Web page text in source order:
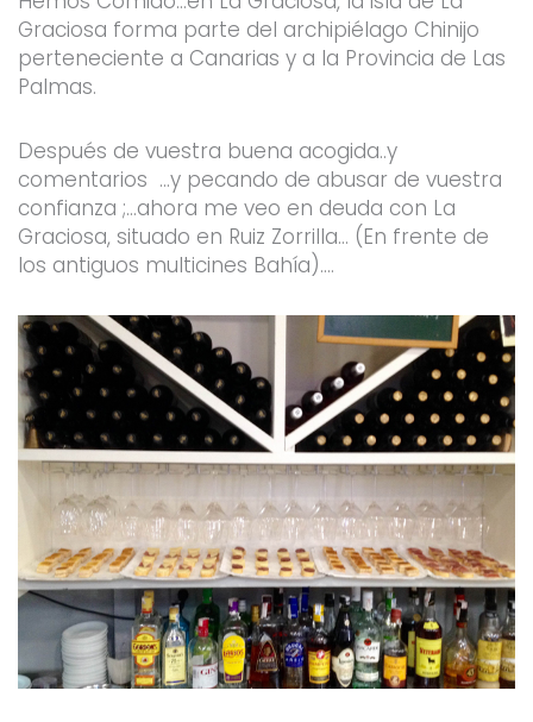
Graciosa forma parte del archipiélago Chinijo
perteneciente a Canarias y a la Provincia de Las
Palmas.
Después de vuestra buena acogida..y
comentarios …y pecando de abusar de vuestra
confianza ;…ahora me veo en deuda con La
Graciosa, situado en Ruiz Zorrilla… (En frente de
los antiguos multicines Bahía)….